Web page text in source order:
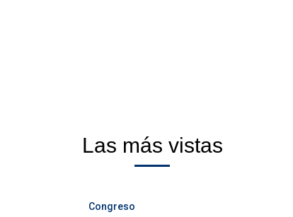
Las más vistas
Congreso